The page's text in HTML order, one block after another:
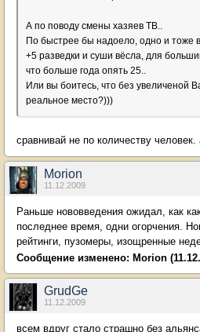
А по поводу смены хазяев ТВ..
По быстрее бы надоело, одно и
+5 разведки и суши вёсла, для
что больше года опять 25..
Или вы боитесь, что без увеличеной
реальное место?)))
сравнивай не по количеству
Morion
11.12.2009
Раньше нововведения ожидал, как
последнее время, одни огорчения.
рейтинги, пузомеры, изощренные
Сообщение изменено: Morion
GrudGe
11.12.2009
всем вдруг стало страшно без